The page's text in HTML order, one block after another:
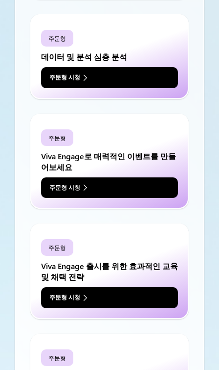
주문형
데이터 및 분석 심층 분석
주문형 시청
주문형
Viva Engage로 매력적인 이벤트를 만들
어보세요
주문형 시청
주문형
Viva Engage 출시를 위한 효과적인 교육
및 채택 전략
주문형 시청
주문형